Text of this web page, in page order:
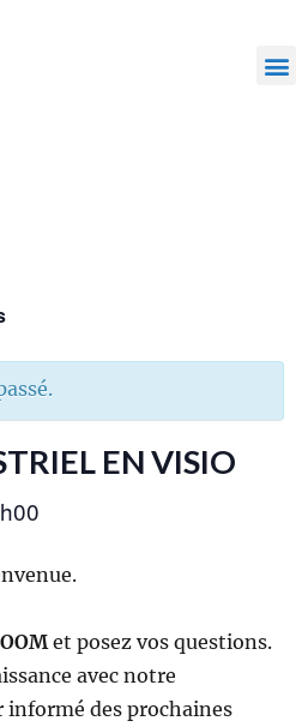
EN VISIO
et posez vos questions.
avec notre
informé des prochaines